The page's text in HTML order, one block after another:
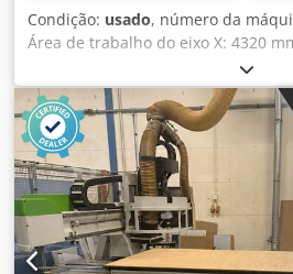
Condição: usado, número da
Área de trabalho do eixo X: 4320
eixo Y: 1287 mm Mesa de trabalho:
consola a vácuo Potência do eixo
de eixos controlados: 5 eixos
perfuração: 16 Dksdpfx Aezqz Nxsk
posições para ferramentas: 31